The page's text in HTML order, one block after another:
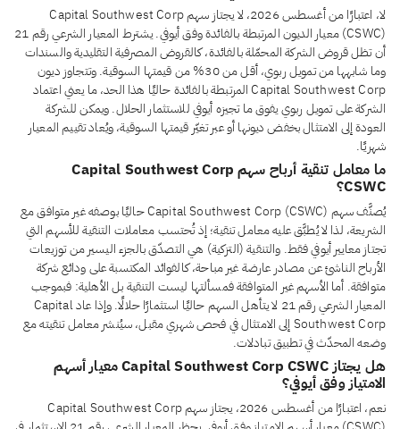
لا، اعتبارًا من أغسطس 2026، لا يجتاز سهم Capital Southwest Corp
(CSWC) معيار الديون المرتبطة بالفائدة وفق أيوفي. يشترط المعيار الشرعي رقم 21
أن تظل قروض الشركة المحمّلة بالفائدة، كالقروض المصرفية التقليدية والسندات
وما شابهها من تمويل ربوي، أقل من 30% من قيمتها السوقية. وتتجاوز ديون
Capital Southwest Corp المرتبطة بالفائدة حاليًا هذا الحد، ما يعني اعتماد
الشركة على تمويل ربوي يفوق ما تجيزه أيوفي للاستثمار الحلال. ويمكن للشركة
العودة إلى الامتثال بخفض ديونها أو عبر تغيّر قيمتها السوقية، ويُعاد تقييم المعيار
شهريًا.
ما معامل تنقية أرباح سهم Capital Southwest Corp
CSWC؟
يُصنَّف سهم Capital Southwest Corp (CSWC) حاليًا بوصفه غير متوافق مع
الشريعة، لذا لا يُطبَّق عليه معامل تنقية؛ إذ تُحتسب معاملات التنقية للأسهم التي
تجتاز معايير أيوفي فقط. والتنقية (التزكية) هي التصدّق بالجزء اليسير من توزيعات
الأرباح الناشئ عن مصادر عارضة غير مباحة، كالفوائد المكتسبة على ودائع شركة
متوافقة. أما الأسهم غير المتوافقة فمسألتها ليست التنقية بل الأهلية: فبموجب
المعيار الشرعي رقم 21 لا يتأهل السهم حاليًا استثمارًا حلالًا. وإذا عاد Capital
Southwest Corp إلى الامتثال في فحص شهري مقبل، سيُنشر معامل تنقيته مع
وضعه المحدّث في تطبيق تبادلات.
هل يجتاز Capital Southwest Corp CSWC معيار أسهم
الامتياز وفق أيوفي؟
نعم، اعتبارًا من أغسطس 2026، يجتاز سهم Capital Southwest Corp